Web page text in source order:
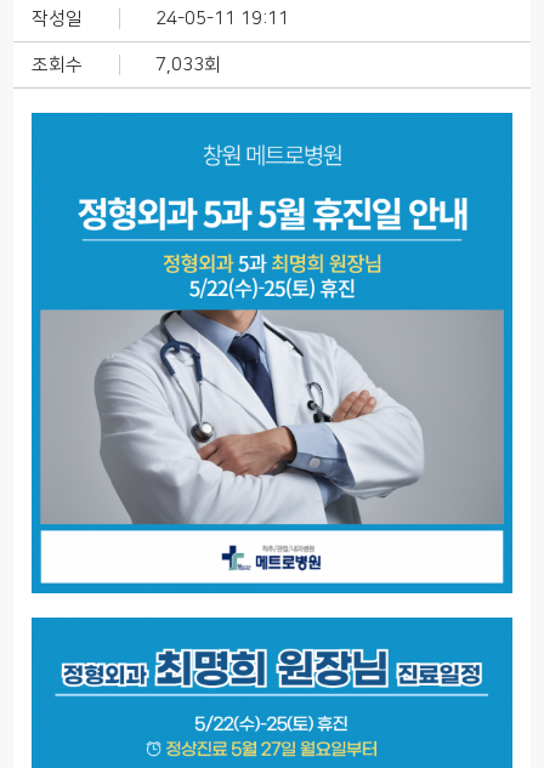
작성일 24-05-11 19:11
조회수 7,033회